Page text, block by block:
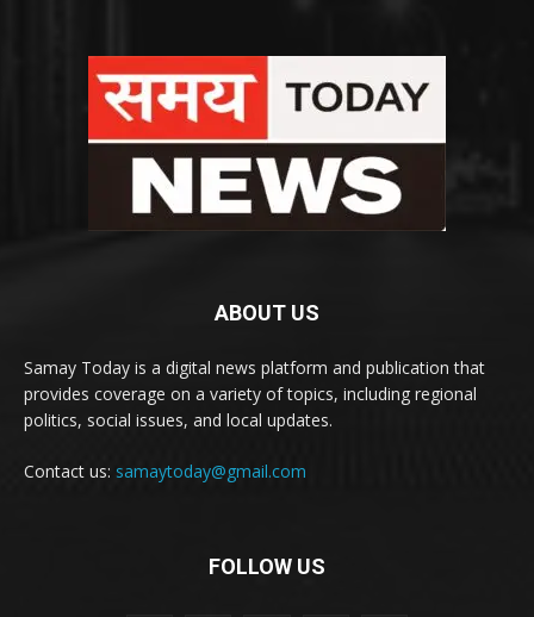
ABOUT US
Samay Today is a digital news platform and publication that
provides coverage on a variety of topics, including regional
politics, social issues, and local updates.
Contact us: samaytoday@gmail.com
FOLLOW US